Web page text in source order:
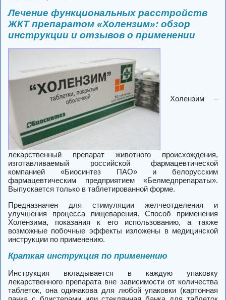
Лечение функциональных расстройств
ЖКТ препаратом «Холензим»: обзор
инструкции и отзывов о применении
Холензим –
лекарственный препарат животного происхождения,
изготавливаемый российской фармацевтической
компанией «Биосинтез ПАО» и белорусским
фармацевтическим предприятием «Белмедпрепараты».
Выпускается только в таблетированной форме.
Предназначен для стимуляции желчеотделения и
улучшения процесса пищеварения. Способ применения
Холензима, показания к его использованию, а также
возможные побочные эффекты изложены в медицинской
инструкции по применению.
Краткая инструкция по применению
Инструкция вкладывается в каждую упаковку
лекарственного препарата вне зависимости от количества
таблеток, она одинакова для любой упаковки (картонная